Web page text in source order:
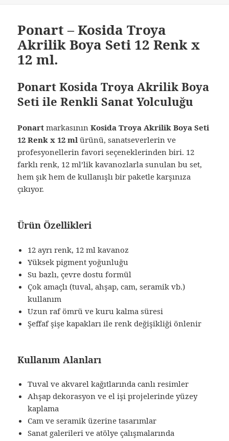
Ponart – Kosida Troya
Akrilik Boya Seti 12 Renk x
12 ml.
Ponart Kosida Troya Akrilik Boya
Seti ile Renkli Sanat Yolculuğu
Ponart markasınınKosida Troya Akrilik Boya Seti
12 Renk x 12 ml ürünü, sanatseverlerin ve
profesyonellerin favori seçeneklerinden biri. 12
farklı renk, 12 ml’lik kavanozlarla sunulan bu set,
hem şık hem de kullanışlı bir paketle karşınıza
çıkıyor.
Ürün Özellikleri
12 ayrı renk, 12 ml kavanoz
Yüksek pigment yoğunluğu
Su bazlı, çevre dostu formül
Çok amaçlı (tuval, ahşap, cam, seramik vb.)
kullanım
Uzun raf ömrü ve kuru kalma süresi
Şeffaf şişe kapakları ile renk değişikliği önlenir
Kullanım Alanları
Tuval ve akvarel kağıtlarında canlı resimler
Ahşap dekorasyon ve el işi projelerinde yüzey
kaplama
Cam ve seramik üzerine tasarımlar
Sanat galerileri ve atölye çalışmalarında